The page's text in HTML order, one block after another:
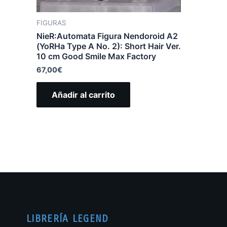
FIGURAS
NieR:Automata Figura Nendoroid A2
(YoRHa Type A No. 2): Short Hair Ver.
10 cm Good Smile Max Factory
67,00€
Añadir al carrito
LIBRERÍA LEGEND